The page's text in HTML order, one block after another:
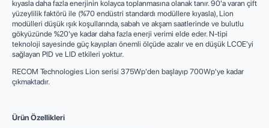
kıyasla daha fazla enerjinin kolayca toplanmasına olanak tanır. 90'a varan çift
yüzeylilik faktörü ile (%70 endüstri standardı modüllere kıyasla), Lion
modülleri düşük ışık koşullarında, sabah ve akşam saatlerinde ve bulutlu
gökyüzünde %20'ye kadar daha fazla enerji verimi elde eder. N-tipi
teknoloji sayesinde güç kayıpları önemli ölçüde azalır ve en düşük LCOE'yi
sağlayan PID ve LID etkileri yoktur.
RECOM Technologies Lion serisi 375Wp'den başlayıp 700Wp'ye kadar
çıkmaktadır.
Ürün Özellikleri